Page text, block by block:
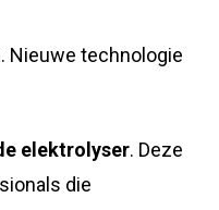
Nieuwe technologie
elektrolyser. Deze
die